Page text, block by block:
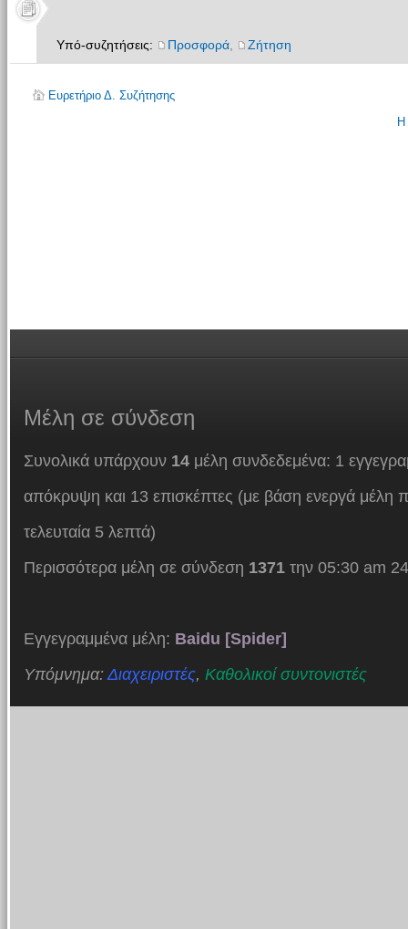
Υπό-συζητήσεις: Προσφορά, Ζήτηση
Ευρετήριο Δ. Συζήτησης
Η
Μέλη σε σύνδεση
Συνολικά υπάρχουν 14μέλη συνδεδεμένα: 1
απόκρυψη και 13 επισκέπτες (με βάση ενεργά μέλη
τελευταία 5 λεπτά)
Περισσότερα μέλη σε σύνδεση 1371την 05:30 am
Εγγεγραμμένα μέλη: Baidu [Spider]
Υπόμνημα:Διαχειριστές, Καθολικοί συντονιστές